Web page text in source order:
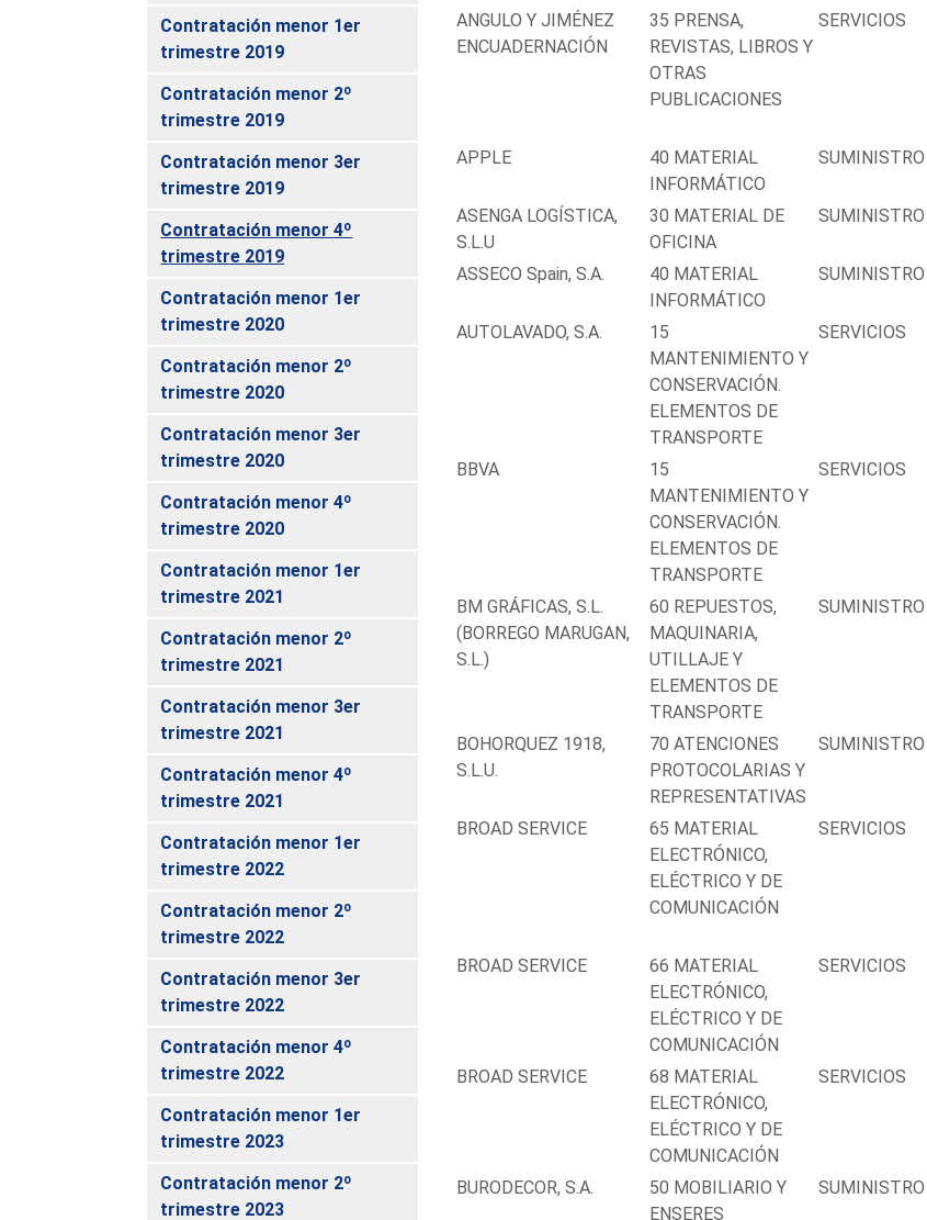
Contratación menor 1er
trimestre 2019
Contratación menor 2º
trimestre 2019
Contratación menor 3er
trimestre 2019
Contratación menor 4º
trimestre 2019
Contratación menor 1er
trimestre 2020
Contratación menor 2º
trimestre 2020
Contratación menor 3er
trimestre 2020
Contratación menor 4º
trimestre 2020
Contratación menor 1er
trimestre 2021
Contratación menor 2º
trimestre 2021
Contratación menor 3er
trimestre 2021
Contratación menor 4º
trimestre 2021
Contratación menor 1er
trimestre 2022
Contratación menor 2º
trimestre 2022
Contratación menor 3er
trimestre 2022
Contratación menor 4º
trimestre 2022
Contratación menor 1er
trimestre 2023
Contratación menor 2º
trimestre 2023
ANGULO Y JIMÉNEZ
ENCUADERNACIÓN
35 PRENSA,
REVISTAS, LIBROS Y
OTRAS
PUBLICACIONES
SERVICIOS
APPLE
40 MATERIAL
INFORMÁTICO
SUMINISTRO
ASENGA LOGÍSTICA,
S.L.U
30 MATERIAL DE
OFICINA
SUMINISTRO
ASSECO Spain, S.A.
40 MATERIAL
INFORMÁTICO
SUMINISTRO
AUTOLAVADO, S.A.
15
MANTENIMIENTO Y
CONSERVACIÓN.
ELEMENTOS DE
TRANSPORTE
SERVICIOS
BBVA
15
MANTENIMIENTO Y
CONSERVACIÓN.
ELEMENTOS DE
TRANSPORTE
SERVICIOS
BM GRÁFICAS, S.L.
(BORREGO MARUGAN,
S.L.)
60 REPUESTOS,
MAQUINARIA,
UTILLAJE Y
ELEMENTOS DE
TRANSPORTE
SUMINISTRO
BOHORQUEZ 1918,
S.L.U.
70 ATENCIONES
PROTOCOLARIAS Y
REPRESENTATIVAS
SUMINISTRO
BROAD SERVICE
65 MATERIAL
ELECTRÓNICO,
ELÉCTRICO Y DE
COMUNICACIÓN
SERVICIOS
BROAD SERVICE
66 MATERIAL
ELECTRÓNICO,
ELÉCTRICO Y DE
COMUNICACIÓN
SERVICIOS
BROAD SERVICE
68 MATERIAL
ELECTRÓNICO,
ELÉCTRICO Y DE
COMUNICACIÓN
SERVICIOS
BURODECOR, S.A.
50 MOBILIARIO Y
ENSERES
SUMINISTRO